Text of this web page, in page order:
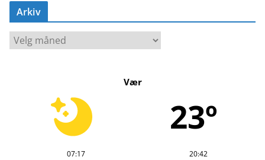
Arkiv
A
r
Vær
23º
07:17
20:42